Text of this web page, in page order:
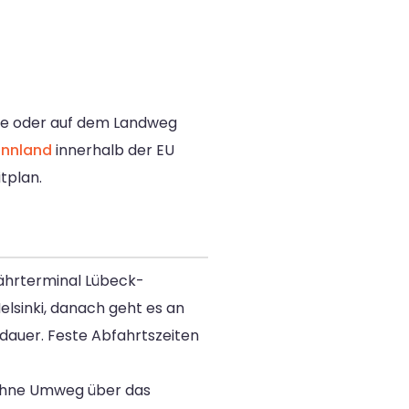
oder auf dem Landweg
innerhalb der EU
Lübeck-
danach geht es an
Feste Abfahrtszeiten
Umweg über das